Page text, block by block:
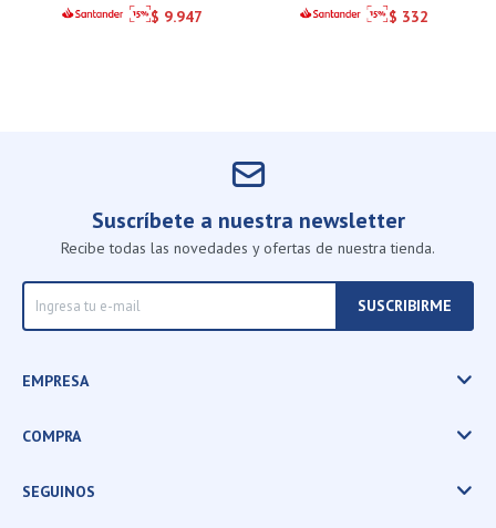
$ 9.947
Inigualable
$ 332
Suscríbete a nuestra newsletter
Recibe todas las novedades y ofertas de nuestra tienda.
SUSCRIBIRME
EMPRESA
COMPRA
SEGUINOS